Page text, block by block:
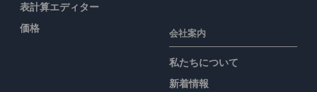
表計算エディター
価格
会社案内
私たちについて
新着情報